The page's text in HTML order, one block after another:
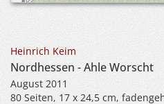
Heinrich Keim
Nordhessen - Ahle Worscht
August 2011
80 Seiten, 17 x 24,5 cm,